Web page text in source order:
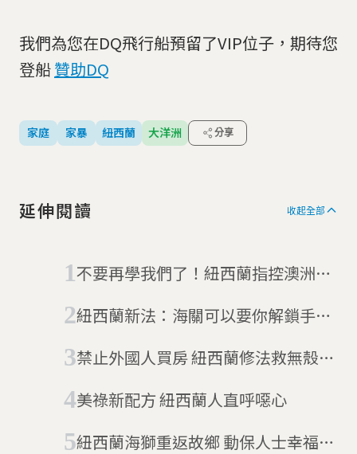
我們為您在DQ飛行船預留了VIP位子，期待您
登船贊助DQ
家庭 家暴 紐西蘭 大洋洲 分享
延伸閱讀 收起全部
不要再學我們了！紐西蘭指控澳洲仿
紐西蘭新法：海關可以要你解鎖手機
禁止外國人買房 紐西蘭修法救無殼蝸
美祿新配方 紐西蘭人直呼噁心
紐西蘭海獅重返故鄉 動保人士幸福的